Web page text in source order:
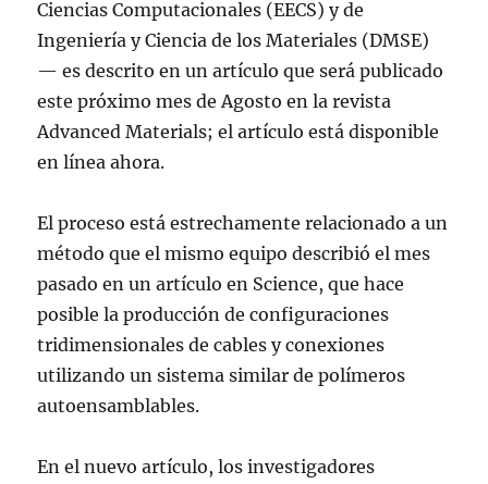
Ciencias Computacionales (EECS) y de
Ingeniería y Ciencia de los Materiales (DMSE)
— es descrito en un artículo que será publicado
este próximo mes de Agosto en la revista
Advanced Materials; el artículo está disponible
en línea ahora.
El proceso está estrechamente relacionado a un
método que el mismo equipo describió el mes
pasado en un artículo en Science, que hace
posible la producción de configuraciones
tridimensionales de cables y conexiones
utilizando un sistema similar de polímeros
autoensamblables.
En el nuevo artículo, los investigadores